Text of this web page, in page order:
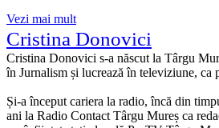
Vezi mai mult
Cristina Donovici
Cristina Donovici s-a născut la Târgu
în Jurnalism și lucrează în televiziune, ca
Și-a început cariera la radio, încă din
ani la Radio Contact Târgu Mureș ca